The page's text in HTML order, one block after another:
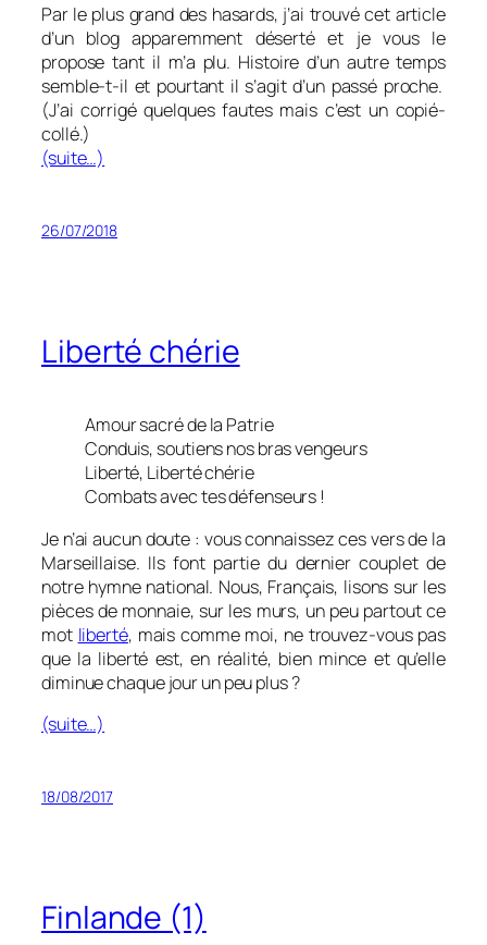
Par le plus grand des hasards, j’ai trouvé cet article
d’un blog apparemment déserté et je vous le
propose tant il m’a plu. Histoire d’un autre temps
semble-t-il et pourtant il s’agit d’un passé proche.
(J’ai corrigé quelques fautes mais c’est un copié-
collé.)
(suite…)
26/07/2018
Liberté chérie
Amour sacré de la Patrie
Conduis, soutiens nos bras vengeurs
Liberté, Liberté chérie
Combats avec tes défenseurs !
Je n’ai aucun doute : vous connaissez ces vers de la
Marseillaise. Ils font partie du dernier couplet de
notre hymne national. Nous, Français, lisons sur les
pièces de monnaie, sur les murs, un peu partout ce
mot liberté, mais comme moi, ne trouvez-vous pas
que la liberté est, en réalité, bien mince et qu’elle
diminue chaque jour un peu plus ?
(suite…)
18/08/2017
Finlande (1)